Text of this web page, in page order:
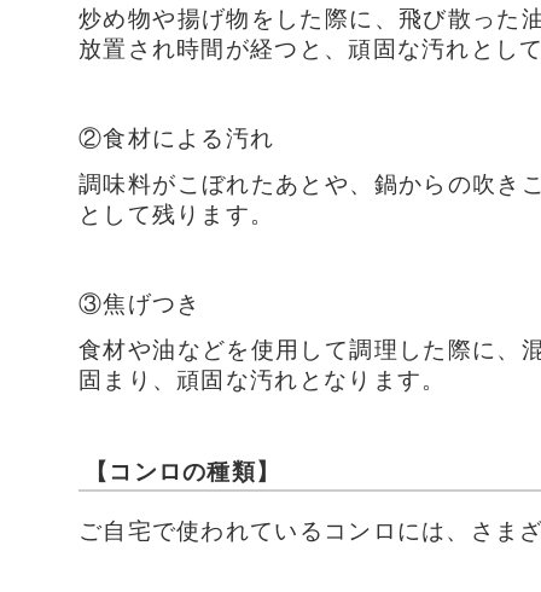
炒め物や揚げ物をした際に、飛び散った
放置され時間が経つと、頑固な汚れとし
②食材による汚れ
調味料がこぼれたあとや、鍋からの吹き
として残ります。
③焦げつき
食材や油などを使用して調理した際に、
固まり、頑固な汚れとなります。
【コンロの種類】
ご自宅で使われているコンロには、さま